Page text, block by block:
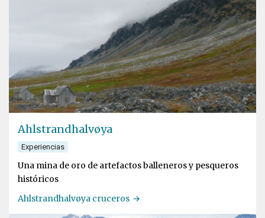
Ahlstrandhalvøya
Experiencias
Una mina de oro de artefactos balleneros y pesqueros
históricos
Ahlstrandhalvøya cruceros